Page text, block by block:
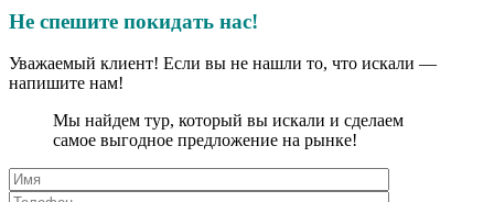
Не спешите покидать нас!
Уважаемый клиент! Если вы не нашли то, что искали —
напишите нам!
Мы найдем тур, который вы искали и сделаем
самое выгодное предложение на рынке!